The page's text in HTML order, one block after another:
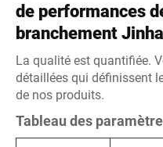
de performances
branchement
La qualité est quantifiée.
détaillées qui définissent
de nos produits.
Tableau des